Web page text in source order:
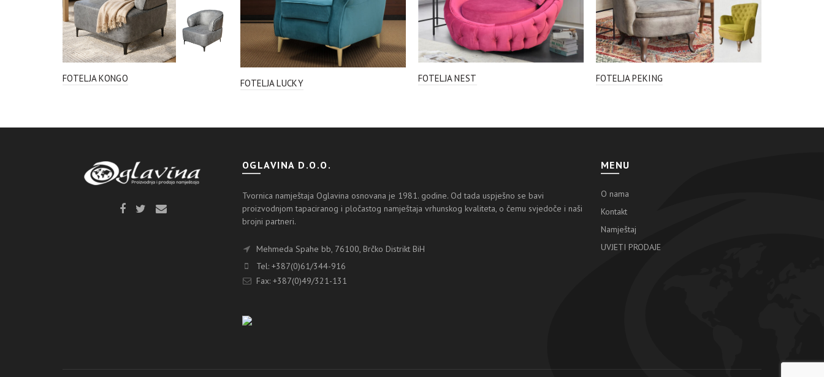
FOTELJA KONGO FOTELJA LUCKY FOTELJA NEST FOTELJA PEKING
OGLAVINA D.O.O.
Tvornica namještaja Oglavina osnovana je 1981. godine. Od tada uspješno se bavi
proizvodnjom tapaciranog i pločastog namještaja vrhunskog kvaliteta, o čemu svjedoče i naši
brojni partneri.
Mehmeda Spahe bb, 76100, Brčko Distrikt BiH
Tel: +387(0)61/344-916
Fax: +387(0)49/321-131
MENU
O nama
Kontakt
Namještaj
UVJETI PRODAJE